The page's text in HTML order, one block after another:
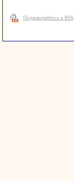
Подключайтесь к RSS